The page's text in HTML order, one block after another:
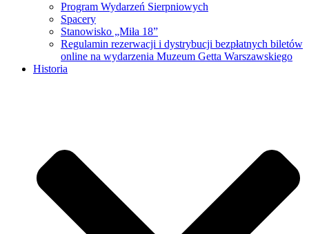
Program Wydarzeń Sierpniowych
Spacery
Stanowisko „Miła 18”
Regulamin rezerwacji i dystrybucji bezpłatnych biletów
online na wydarzenia Muzeum Getta Warszawskiego
Historia